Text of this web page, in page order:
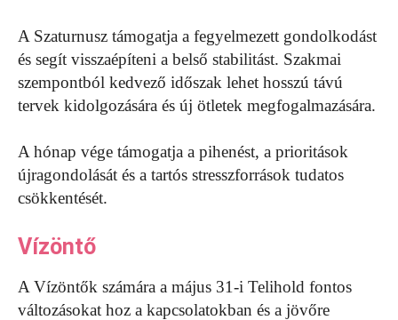
A Szaturnusz támogatja a fegyelmezett gondolkodást
és segít visszaépíteni a belső stabilitást. Szakmai
szempontból kedvező időszak lehet hosszú távú
tervek kidolgozására és új ötletek megfogalmazására.
A hónap vége támogatja a pihenést, a prioritások
újragondolását és a tartós stresszforrások tudatos
csökkentését.
Vízöntő
A Vízöntők számára a május 31-i Telihold fontos
változásokat hoz a kapcsolatokban és a jövőre